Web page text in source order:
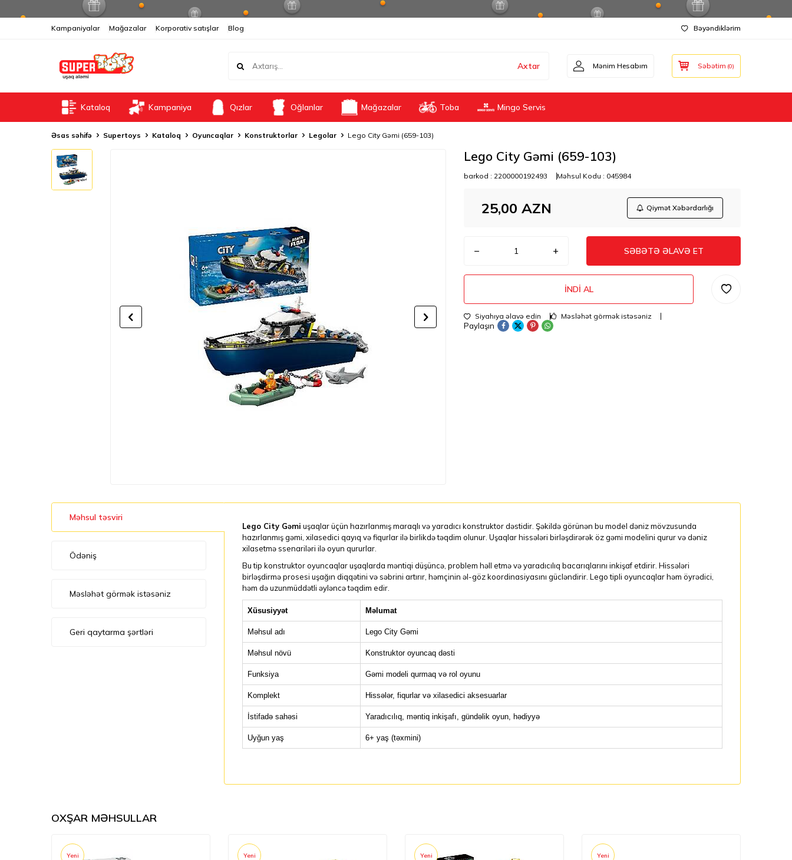
Kampaniyalar Mağazalar Korporativ satışlar Blog Bəyəndiklərim
Axtar Mənim Hesabım Səbətim (0)
Kataloq Kampaniya Qızlar Oğlanlar Mağazalar Toba Mingo Servis
Əsas səhifə Supertoys Kataloq Oyuncaqlar Konstruktorlar Legolar Lego City Gəmi (659-103)
Lego City Gəmi (659-103)
barkod : 2200000192493 Məhsul Kodu : 045984
25,00 AZN Qiymət Xəbərdarlığı
SƏBƏTƏ ƏLAVƏ ET
İNDI AL
Siyahıya əlavə edin Məsləhət görmək istəsəniz
Paylaşın
Məhsul təsviri
Ödəniş
Məsləhət görmək istəsəniz
Geri qaytarma şərtləri
Lego City Gəmi uşaqlar üçün hazırlanmış maraqlı və yaradıcı konstruktor dəstidir. Şəkildə görünən bu model dəniz mövzusunda
hazırlanmış gəmi, xilasedici qayıq və fiqurlar ilə birlikdə təqdim olunur. Uşaqlar hissələri birləşdirərək öz gəmi modelini qurur və dəniz
xilasetmə ssenariləri ilə oyun qururlar.
Bu tip konstruktor oyuncaqlar uşaqlarda məntiqi düşüncə, problem həll etmə və yaradıcılıq bacarıqlarını inkişaf etdirir. Hissələri
birləşdirmə prosesi uşağın diqqətini və səbrini artırır, həmçinin əl-göz koordinasiyasını gücləndirir. Lego tipli oyuncaqlar həm öyrədici,
həm də uzunmüddətli əyləncə təqdim edir.
Xüsusiyyət Məlumat
Məhsul adı Lego City Gəmi
Məhsul növü Konstruktor oyuncaq dəsti
Funksiya Gəmi modeli qurmaq və rol oyunu
Komplekt Hissələr, fiqurlar və xilasedici aksesuarlar
İstifadə sahəsi Yaradıcılıq, məntiq inkişafı, gündəlik oyun, hədiyyə
Uyğun yaş 6+ yaş (təxmini)
OXŞAR MƏHSULLAR
Yeni Yeni Yeni Yeni